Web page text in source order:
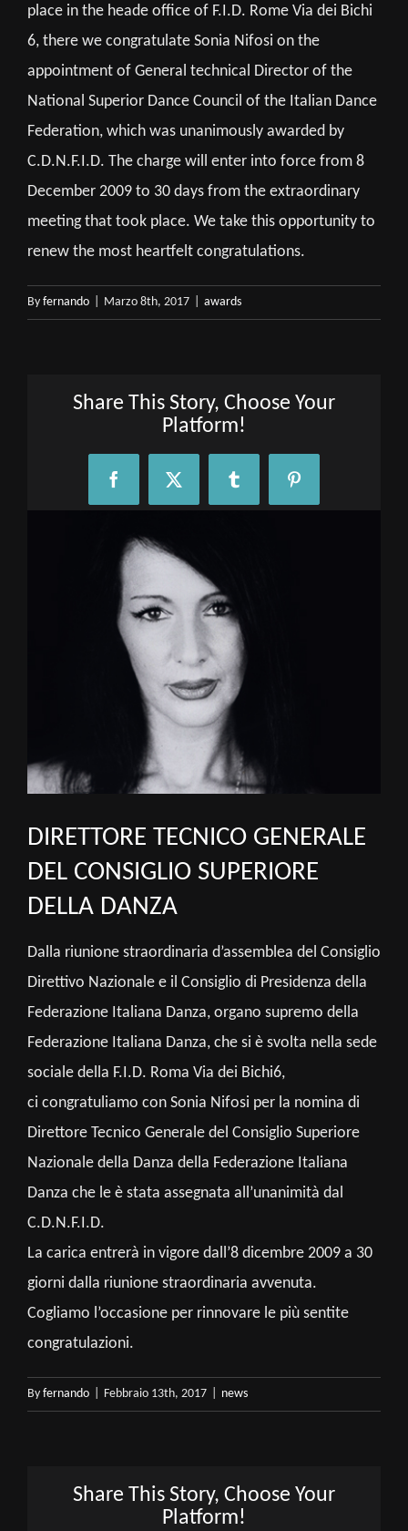
place in the heade office of F.I.D. Rome Via dei Bichi
6, there we congratulate Sonia Nifosi on the
appointment of General technical Director of the
National Superior Dance Council of the Italian Dance
Federation, which was unanimously awarded by
C.D.N.F.I.D. The charge will enter into force from 8
December 2009 to 30 days from the extraordinary
meeting that took place. We take this opportunity to
renew the most heartfelt congratulations.
By fernando Marzo 8th, 2017 awards
Share This Story, Choose Your
Platform!
FacebookX Tumblr Pinterest
DIRETTORE TECNICO GENERALE
DEL CONSIGLIO SUPERIORE
DELLA DANZA
Dalla riunione straordinaria d’assemblea del Consiglio
Direttivo Nazionale e il Consiglio di Presidenza della
Federazione Italiana Danza, organo supremo della
Federazione Italiana Danza, che si è svolta nella sede
sociale della F.I.D. Roma Via dei Bichi6,
ci congratuliamo con Sonia Nifosi per la nomina di
Direttore Tecnico Generale del Consiglio Superiore
Nazionale della Danza della Federazione Italiana
Danza che le è stata assegnata all’unanimità dal
C.D.N.F.I.D.
La carica entrerà in vigore dall’8 dicembre 2009 a 30
giorni dalla riunione straordinaria avvenuta.
Cogliamo l’occasione per rinnovare le più sentite
congratulazioni.
By fernando Febbraio 13th, 2017 news
Share This Story, Choose Your
Platform!